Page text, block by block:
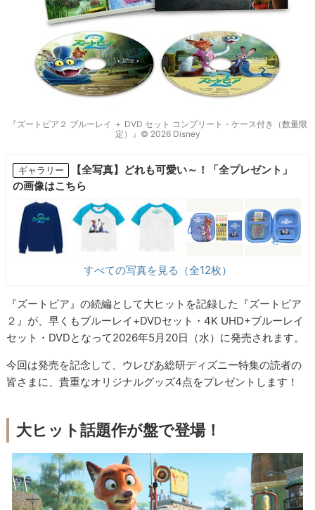
『ズートピア２ ブルーレイ ＋ DVD セット コンプリート・ケース付き（数量限
定）』© 2026 Disney
ギャラリー
【全写真】どれも可愛い～！「全プレゼント」
の画像はこちら
すべての写真を見る（全12枚）
『ズートピア』の続編として大ヒットを記録した『ズートピア
２』が、早くもブルーレイ+DVDセット・4K UHD+ブルーレイ
セット・DVDとなって2026年5月20日（水）に発売されます。
今回は発売を記念して、ウレぴあ総研ディズニー特集の読者の
皆さまに、貴重なオリジナルグッズ4点をプレゼントします！
大ヒット話題作が盤で登場！